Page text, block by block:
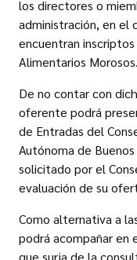
los directores o
administración, en el
encuentran
Alimentarios Morosos.
De no contar con
oferente podrá
de Entradas del
Autónoma de
solicitado por el
evaluación de su
Como alternativa a
podrá acompañar en
que surja de la